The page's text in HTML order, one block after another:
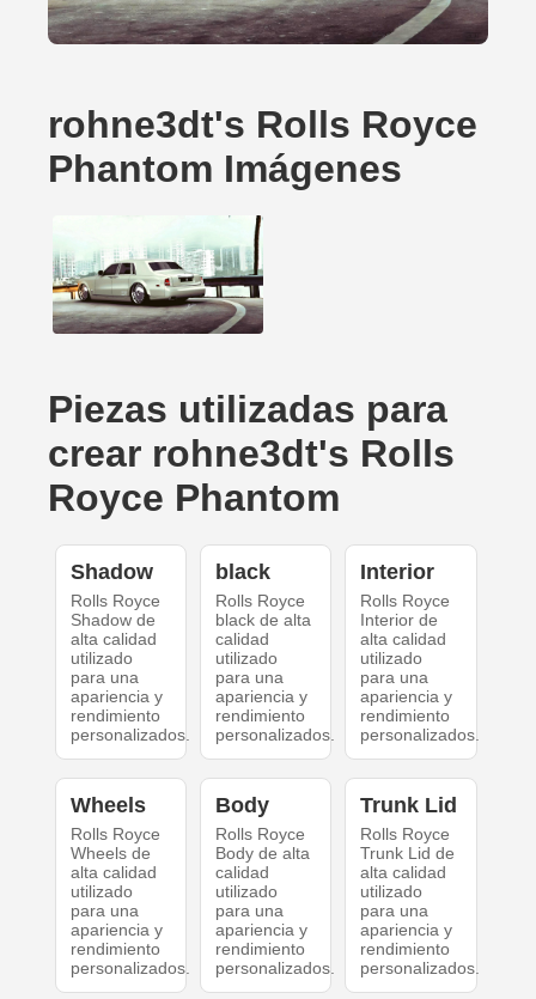
rohne3dt's Rolls Royce
Phantom Imágenes
Piezas utilizadas para
crear rohne3dt's Rolls
Royce Phantom
Shadow
Rolls Royce
Shadow de
alta calidad
utilizado
para una
apariencia y
rendimiento
personalizados.
black
Rolls Royce
black de alta
calidad
utilizado
para una
apariencia y
rendimiento
personalizados.
Interior
Rolls Royce
Interior de
alta calidad
utilizado
para una
apariencia y
rendimiento
personalizados.
Wheels
Rolls Royce
Wheels de
alta calidad
utilizado
para una
apariencia y
rendimiento
personalizados.
Body
Rolls Royce
Body de alta
calidad
utilizado
para una
apariencia y
rendimiento
personalizados.
Trunk Lid
Rolls Royce
Trunk Lid de
alta calidad
utilizado
para una
apariencia y
rendimiento
personalizados.